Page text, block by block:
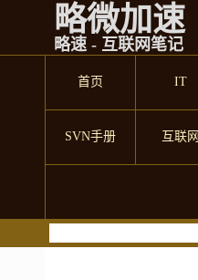
略微加速
略速 - 互联网笔记
首页 IT
SVN手册 互联网